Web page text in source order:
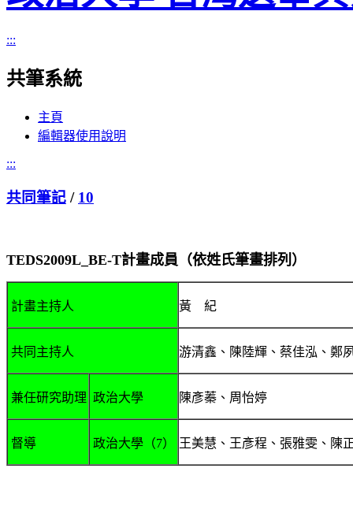
:::
共筆系統
主頁
編輯器使用說明
:::
共同筆記 / 10
TEDS2009L_BE-T計畫成員（依姓氏筆畫排列）
計畫主持人 黃 紀
共同主持人 游清鑫、陳陸輝、蔡佳泓、鄭
兼任研究助理 政治大學 陳彥蓁、周怡婷
督導 政治大學（7） 王美慧、王彥程、張雅雯、陳